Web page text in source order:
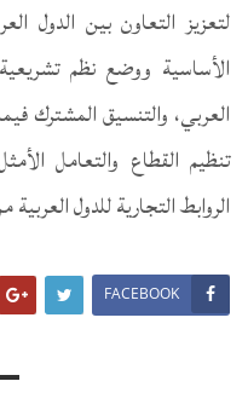
لتعزيز التعاون بين الدول
الأساسية ووضع نظم
العربي، والتنسيق المشترك
تنظيم القطاع والتعامل
الروابط التجارية للدول
FACEBOOK